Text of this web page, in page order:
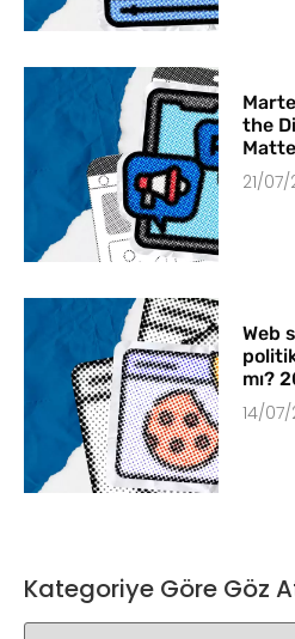
the
21/
Web
mı?
14/
Kategoriye Göre Göz